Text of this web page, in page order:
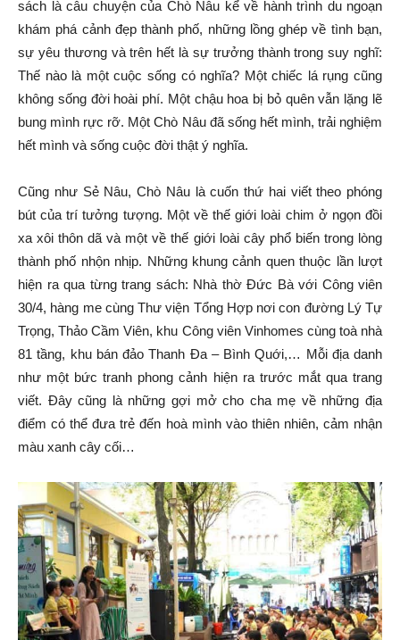
sách là câu chuyện của Chò Nâu kể về hành trình du ngoạn
khám phá cảnh đẹp thành phố, những lồng ghép về tình bạn,
sự yêu thương và trên hết là sự trưởng thành trong suy nghĩ:
Thế nào là một cuộc sống có nghĩa? Một chiếc lá rụng cũng
không sống đời hoài phí. Một chậu hoa bị bỏ quên vẫn lặng lẽ
bung mình rực rỡ. Một Chò Nâu đã sống hết mình, trải nghiệm
hết mình và sống cuộc đời thật ý nghĩa.
Cũng như Sẻ Nâu, Chò Nâu là cuốn thứ hai viết theo phóng
bút của trí tưởng tượng. Một về thế giới loài chim ở ngọn đồi
xa xôi thôn dã và một về thế giới loài cây phổ biến trong lòng
thành phố nhộn nhịp. Những khung cảnh quen thuộc lần lượt
hiện ra qua từng trang sách: Nhà thờ Đức Bà với Công viên
30/4, hàng me cùng Thư viện Tổng Hợp nơi con đường Lý Tự
Trọng, Thảo Cầm Viên, khu Công viên Vinhomes cùng toà nhà
81 tầng, khu bán đảo Thanh Đa – Bình Quới,… Mỗi địa danh
như một bức tranh phong cảnh hiện ra trước mắt qua trang
viết. Đây cũng là những gợi mở cho cha mẹ về những địa
điểm có thể đưa trẻ đến hoà mình vào thiên nhiên, cảm nhận
màu xanh cây cối…